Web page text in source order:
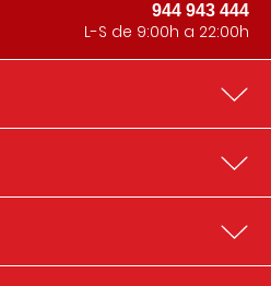
944 943 444
L-S de 9:00h a 22:00h